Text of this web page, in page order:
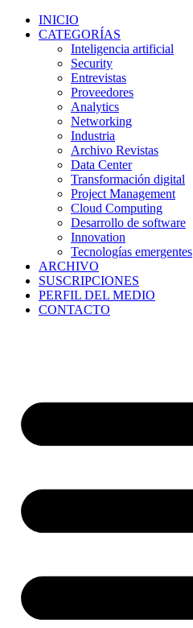
INICIO
CATEGORÍAS
Inteligencia artificial
Security
Entrevistas
Proveedores
Analytics
Networking
Industria
Archivo Revistas
Data Center
Transformación digital
Project Management
Cloud Computing
Desarrollo de software
Innovation
Tecnologías emergentes
ARCHIVO
SUSCRIPCIONES
PERFIL DEL MEDIO
CONTACTO